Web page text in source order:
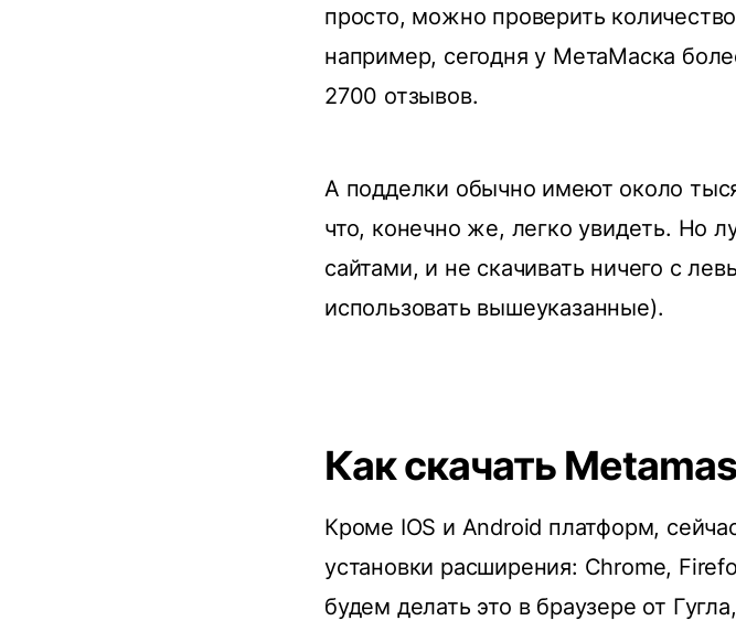
просто, можно проверить
например, сегодня у МетаМаска
2700 отзывов.
А подделки обычно имеют около
что, конечно же, легко увидеть. Но
сайтами, и не скачивать ничего с
использовать вышеуказанные).
Как скачать
Кроме IOS и Android платформ,
установки расширения: Chrome,
будем делать это в браузере от